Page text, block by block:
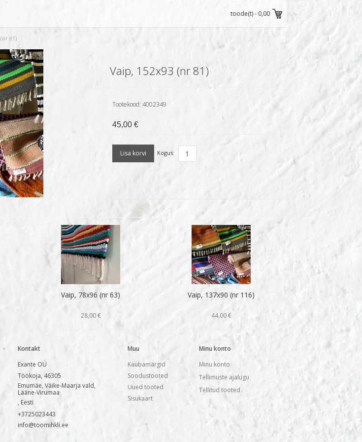
toode(t) - 0,00
81)
Vaip, 152x93 (nr 81)
Tootekood: 4002349
45,00 €
Kogus:
Vaip, 78x96 (nr 63)
28,00 €
Vaip, 137x90 (nr 116)
44,00 €
Kontakt
Exante OÜ
Töökoja, 46305
Emumäe, Väike-Maarja vald,
Lääne-Virumaa
, Eesti
+3725023443
info@toomihkli.ee
Muu
Kaubamärgid
Soodustooted
Uued tooted
Sisukaart
Minu konto
Minu konto
Tellimuste ajalugu
Tellitud tooted